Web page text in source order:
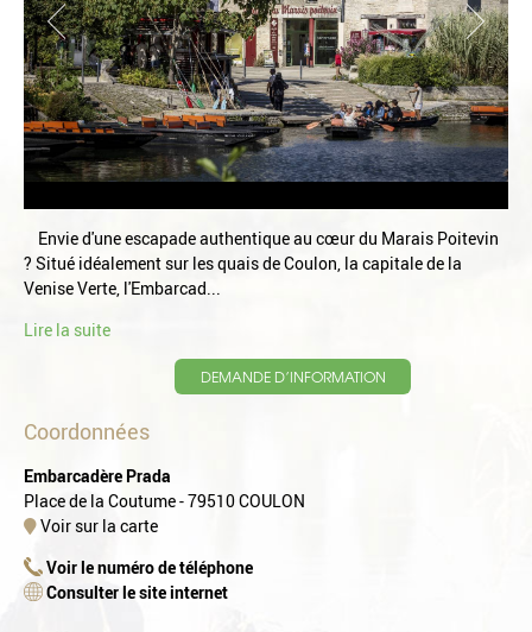
Envie d'une escapade authentique au cœur du Marais Poitevin
? Situé idéalement sur les quais de Coulon, la capitale de la
Venise Verte, l'Embarcad...
Lire la suite
DEMANDE D’INFORMATION
Coordonnées
Embarcadère Prada
Place de la Coutume - 79510 COULON
Voir sur la carte
Voir le numéro de téléphone
Consulter le site internet